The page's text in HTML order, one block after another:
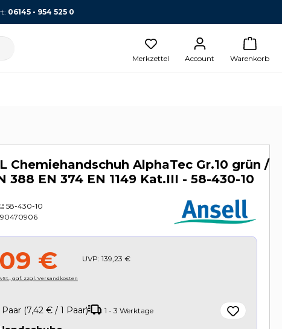
06145 - 954 525 0
Merkzettel Account Warenkorb
Chemiehandschuh AlphaTec Gr.10 grün /
388 EN 374 EN 1149 Kat.III - 58-430-10
58-430-10
€ UVP: 139,23 €
ggf. zzgl. Versandkosten
Paar (7,42 € / 1 Paar) 1 - 3 Werktage